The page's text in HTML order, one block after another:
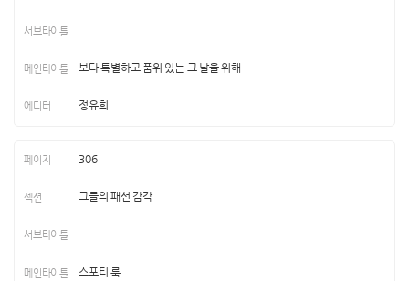
보다 특별하고 품위 있는 그 날을 위해
정유희
306
그들의 패션 감각
스포티 룩